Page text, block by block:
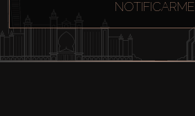
Agentes
NOTIFICARME